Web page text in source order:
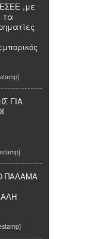
,με
τα
ΓΙΑ
ΠΑΛΑΜΑ